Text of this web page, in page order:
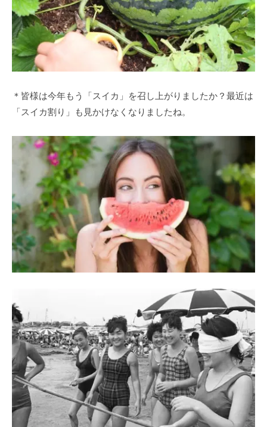
＊皆様は今年もう「スイカ」を召し上がりましたか？最近は
「スイカ割り」も見かけなくなりましたね。